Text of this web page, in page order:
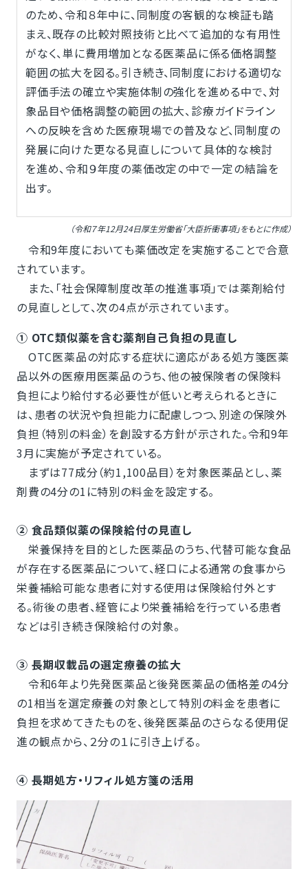
のため、令和８年中に、同制度の客観的な検証も踏
まえ、既存の比較対照技術と比べて追加的な有用性
がなく、単に費用増加となる医薬品に係る価格調整
範囲の拡大を図る。引き続き、同制度における適切な
評価手法の確立や実施体制の強化を進める中で、対
象品目や価格調整の範囲の拡大、診療ガイドライン
への反映を含めた医療現場での普及など、同制度の
発展に向けた更なる見直しについて具体的な検討
を進め、令和９年度の薬価改定の中で一定の結論を
出す。
（令和７年12月24日厚生労働省「大臣折衝事項」をもとに作成）
令和9年度においても薬価改定を実施することで合意
されています。
また、「社会保障制度改革の推進事項」では薬剤給付
の見直しとして、次の4点が示されています。
① OTC類似薬を含む薬剤自己負担の見直し
OTC医薬品の対応する症状に適応がある処方箋医薬
品以外の医療用医薬品のうち、他の被保険者の保険料
負担により給付する必要性が低いと考えられるときに
は、患者の状況や負担能力に配慮しつつ、別途の保険外
負担（特別の料金）を創設する方針が示された。令和9年
3月に実施が予定されている。
まずは77成分（約1,100品目）を対象医薬品とし、薬
剤費の4分の1に特別の料金を設定する。
② 食品類似薬の保険給付の見直し
栄養保持を目的とした医薬品のうち、代替可能な食品
が存在する医薬品について、経口による通常の食事から
栄養補給可能な患者に対する使用は保険給付外とす
る。術後の患者、経管により栄養補給を行っている患者
などは引き続き保険給付の対象。
③ 長期収載品の選定療養の拡大
令和6年より先発医薬品と後発医薬品の価格差の4分
の1相当を選定療養の対象として特別の料金を患者に
負担を求めてきたものを、後発医薬品のさらなる使用促
進の観点から、２分の１に引き上げる。
④ 長期処方・リフィル処方箋の活用